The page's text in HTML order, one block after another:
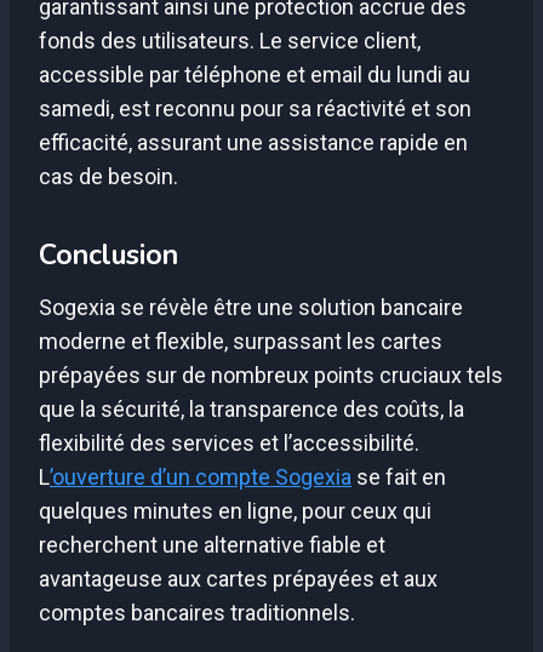
garantissant ainsi une protection accrue des
fonds des utilisateurs. Le service client,
accessible par téléphone et email du lundi au
samedi, est reconnu pour sa réactivité et son
efficacité, assurant une assistance rapide en
cas de besoin.
Conclusion
Sogexia se révèle être une solution bancaire
moderne et flexible, surpassant les cartes
prépayées sur de nombreux points cruciaux tels
que la sécurité, la transparence des coûts, la
flexibilité des services et l’accessibilité.
L’ouverture d’un compte Sogexia se fait en
quelques minutes en ligne, pour ceux qui
recherchent une alternative fiable et
avantageuse aux cartes prépayées et aux
comptes bancaires traditionnels.